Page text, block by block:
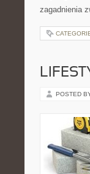
zagadnienia
POSTED